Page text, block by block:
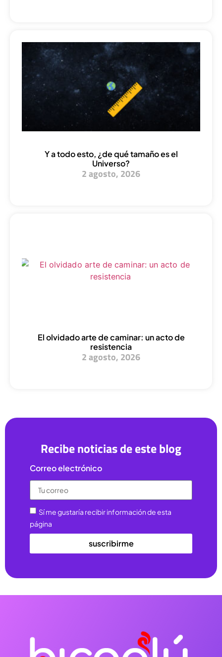
Y a todo esto, ¿de qué tamaño es el
Universo?
2 agosto, 2026
El olvidado arte de caminar: un acto de
resistencia
2 agosto, 2026
Recibe noticias de este blog
Correo electrónico
Sí me gustaría recibir información de esta
página
suscribirme